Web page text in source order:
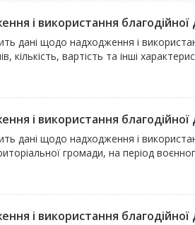
і використання
дані щодо надходження і
кількість, вартість та інші
і використання
дані щодо надходження і
громади, на період
і використання